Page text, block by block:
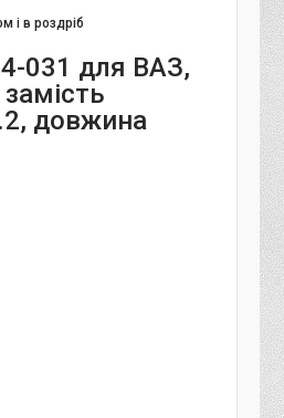
і в роздріб
031 для ВАЗ,
довжина